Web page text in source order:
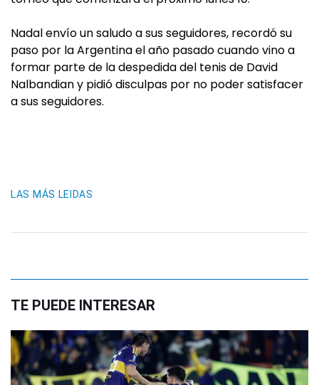
Nadal envío un saludo a sus seguidores, recordó su
paso por la Argentina el año pasado cuando vino a
formar parte de la despedida del tenis de David
Nalbandian y pidió disculpas por no poder satisfacer
a sus seguidores.
LAS MÁS LEIDAS
TE PUEDE INTERESAR